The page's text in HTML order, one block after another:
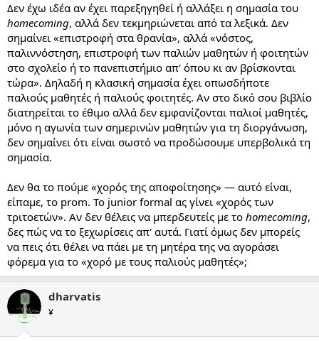
Δεν έχω ιδέα αν έχει παρεξηγηθεί ή αλλάξει η σημασία του
homecoming, αλλά δεν τεκμηριώνεται από τα λεξικά. Δεν
σημαίνει «επιστροφή στα θρανία», αλλά «νόστος,
παλιννόστηση, επιστροφή των παλιών μαθητών ή φοιτητών
στο σχολείο ή το πανεπιστήμιο απ' όπου κι αν βρίσκονται
τώρα». Δηλαδή η κλασική σημασία έχει οπωσδήποτε
παλιούς μαθητές ή παλιούς φοιτητές. Αν στο δικό σου βιβλίο
διατηρείται το έθιμο αλλά δεν εμφανίζονται παλιοί μαθητές,
μόνο η αγωνία των σημερινών μαθητών για τη διοργάνωση,
δεν σημαίνει ότι είναι σωστό να προδώσουμε υπερβολικά τη
σημασία.
Δεν θα το πούμε «χορός της αποφοίτησης» — αυτό είναι,
είπαμε, το prom. To junior formal ας γίνει «χορός των
τριτοετών». Αν δεν θέλεις να μπερδευτείς με το homecoming,
δες πώς να το ξεχωρίσεις απ' αυτά. Γιατί όμως δεν μπορείς
να πεις ότι θέλει να πάει με τη μητέρα της να αγοράσει
φόρεμα για το «χορό με τους παλιούς μαθητές»;
dharvatis
¥